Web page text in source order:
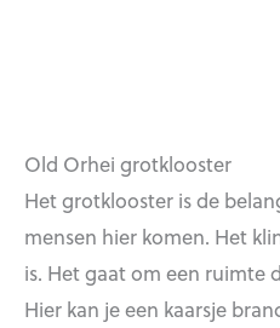
Old Orhei grotklooster
Het grotklooster is de
mensen hier komen. Het
is. Het gaat om een ruimte
Hier kan je een kaarsje